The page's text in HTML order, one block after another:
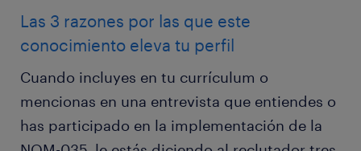
Las 3 razones por las que este
conocimiento eleva tu perfil
Cuando incluyes en tu currículum o
mencionas en una entrevista que entiendes o
has participado en la implementación de la